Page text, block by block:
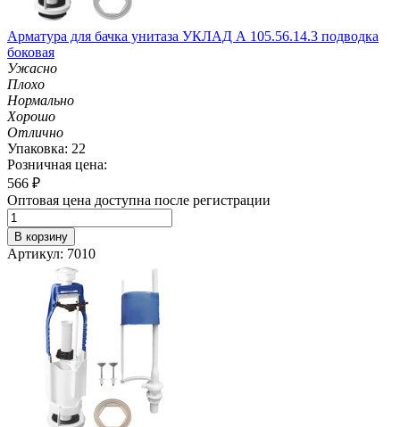
Арматура для бачка унитаза УКЛАД А 105.56.14.3 подводка
боковая
Ужасно
Плохо
Нормально
Хорошо
Отлично
Упаковка: 22
Розничная цена:
566 ₽
Оптовая цена доступна после регистрации
В корзину
Артикул: 7010